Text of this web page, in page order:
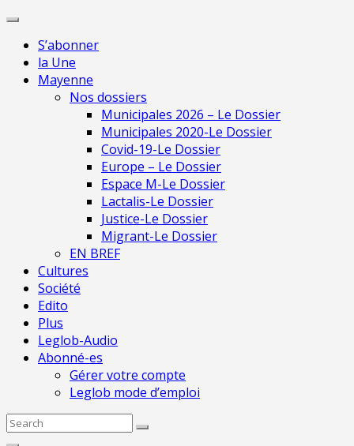
Skip
contentS’abonner
la Une
Mayenne
Nos dossiers
Municipales 2026 – Le Dossier
Municipales 2020-Le Dossier
Covid-19-Le Dossier
Europe – Le Dossier
Espace M-Le Dossier
Lactalis-Le Dossier
Justice-Le Dossier
Migrant-Le Dossier
EN BREF
Cultures
Société
Edito
Plus
Leglob-Audio
Abonné-es
Gérer votre compte
Leglob mode d’emploi
Search
indépendante en
Mayenne